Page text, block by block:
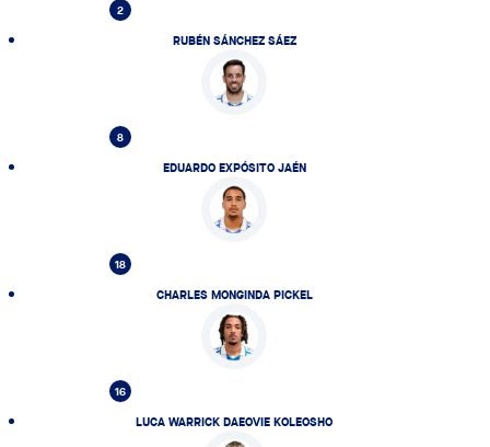
2
RUBÉN SÁNCHEZ SÁEZ
8
EDUARDO EXPÓSITO JAÉN
18
CHARLES MONGINDA PICKEL
16
LUCA WARRICK DAEOVIE KOLEOSHO